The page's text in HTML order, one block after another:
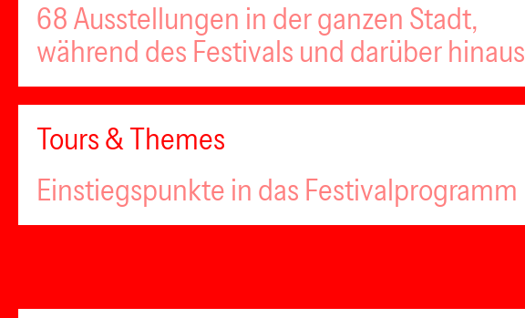
68 Ausstellungen in der ganzen Stadt,
während des Festivals und darüber hinaus
Tours & Themes
Einstiegspunkte in das Festivalprogramm